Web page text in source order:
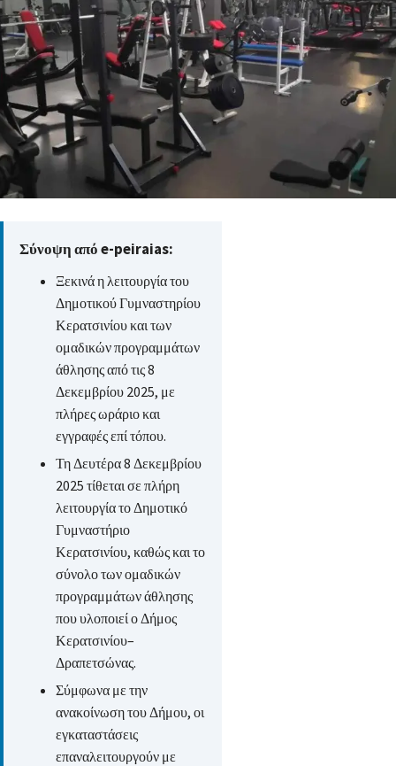
Σύνοψη από e-peiraias:
Ξεκινά η λειτουργία του
Δημοτικού Γυμναστηρίου
Κερατσινίου και των
ομαδικών προγραμμάτων
άθλησης από τις 8
Δεκεμβρίου 2025, με
πλήρες ωράριο και
εγγραφές επί τόπου.
Τη Δευτέρα 8 Δεκεμβρίου
2025 τίθεται σε πλήρη
λειτουργία το Δημοτικό
Γυμναστήριο
Κερατσινίου, καθώς και το
σύνολο των ομαδικών
προγραμμάτων άθλησης
που υλοποιεί ο Δήμος
Κερατσινίου–
Δραπετσώνας.
Σύμφωνα με την
ανακοίνωση του Δήμου, οι
εγκαταστάσεις
επαναλειτουργούν με